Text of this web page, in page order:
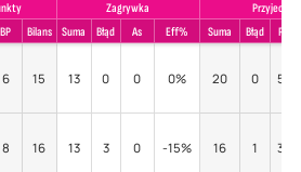
Zagrywka
Przyjecie
BP Bilans Suma Błąd As Eff% Suma Błąd Poz%
6 15 13 0 0 0% 20 0
8 16 13 3 0 -15% 16 1